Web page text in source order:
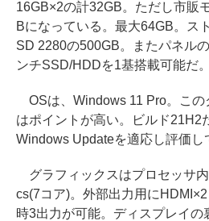
16GB×2の計32GB。ただし市販
Bになっている。最大64GB。ス
SD 2280の500GB。またパネル
ンチSSD/HDDを1基搭載可能だ。
OSは、Windows 11 Pro。この
はポイントが高い。ビルド21H2
Windows Updateを適応し評価し
グラフィックスはプロセッサ
cs(7コア)。外部出力用に
時3出力が可能。ディスプレイ